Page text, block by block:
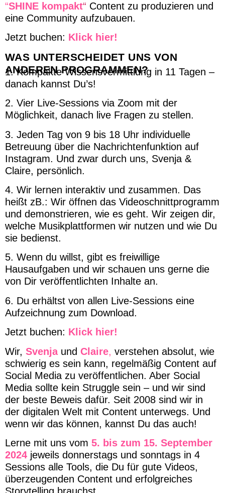
“SHINE kompakt“ Content zu produzieren und
eine Community aufzubauen.
Jetzt buchen: Klick hier!
WAS UNTERSCHEIDET UNS VON
ANDEREN PROGRAMMEN?
1. Kompakte Wissensvermittlung in 11 Tagen –
danach kannst Du’s!
2. Vier Live-Sessions via Zoom mit der
Möglichkeit, danach live Fragen zu stellen.
3. Jeden Tag von 9 bis 18 Uhr individuelle
Betreuung über die Nachrichtenfunktion auf
Instagram. Und zwar durch uns, Svenja &
Claire, persönlich.
4. Wir lernen interaktiv und zusammen. Das
heißt zB.: Wir öffnen das Videoschnittprogramm
und demonstrieren, wie es geht. Wir zeigen dir,
welche Musikplattformen wir nutzen und wie Du
sie bedienst.
5. Wenn du willst, gibt es freiwillige
Hausaufgaben und wir schauen uns gerne die
von Dir veröffentlichten Inhalte an.
6. Du erhältst von allen Live-Sessions eine
Aufzeichnung zum Download.
Jetzt buchen: Klick hier!
Wir, Svenja und Claire, verstehen absolut, wie
schwierig es sein kann, regelmäßig Content auf
Social Media zu veröffentlichen. Aber Social
Media sollte kein Struggle sein – und wir sind
der beste Beweis dafür. Seit 2008 sind wir in
der digitalen Welt mit Content unterwegs. Und
wenn wir das können, kannst Du das auch!
Lerne mit uns vom 5. bis zum 15. September
2024 jeweils donnerstags und sonntags in 4
Sessions alle Tools, die Du für gute Videos,
überzeugenden Content und erfolgreiches